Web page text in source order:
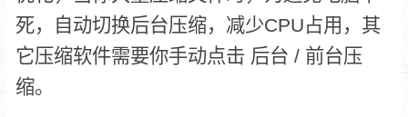
死，自动切换后台压缩，减少CPU占用，其
它压缩软件需要你手动点击 后台 / 前台压
缩。